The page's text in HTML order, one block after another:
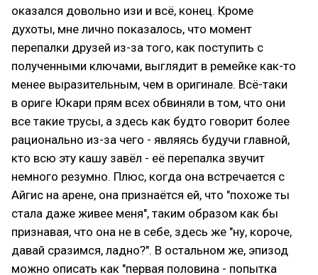
оказался довольно изи и всё, конец. Кроме
духоты, мне лично показалось, что момент
перепалки друзей из-за того, как поступить с
полученными ключами, выглядит в ремейке как-то
менее выразительным, чем в оригинале. Всё-таки
в ориге Юкари прям всех обвиняли в том, что они
все такие трусы, а здесь как будто говорит более
рационально из-за чего - являясь будучи главной,
кто всю эту кашу завёл - её перепалка звучит
немного резумно. Плюс, когда она встречается с
Айгис на арене, она признаётся ей, что "похоже ты
стала даже живее меня", таким образом как бы
признавая, что она не в себе, здесь же "ну, короче,
давай сразимся, ладно?". В остальном же, эпизод
можно описать как "первая половина - попытка